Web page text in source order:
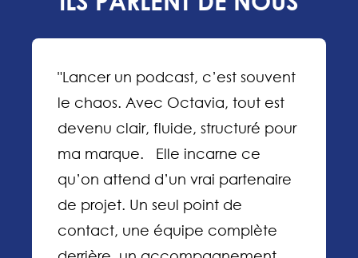
"Lancer un podcast, c’est souvent
le chaos. Avec Octavia, tout est
devenu clair, fluide, structuré pour
ma marque. Elle incarne ce
qu’on attend d’un vrai partenaire
de projet. Un seul point de
contact, une équipe complète